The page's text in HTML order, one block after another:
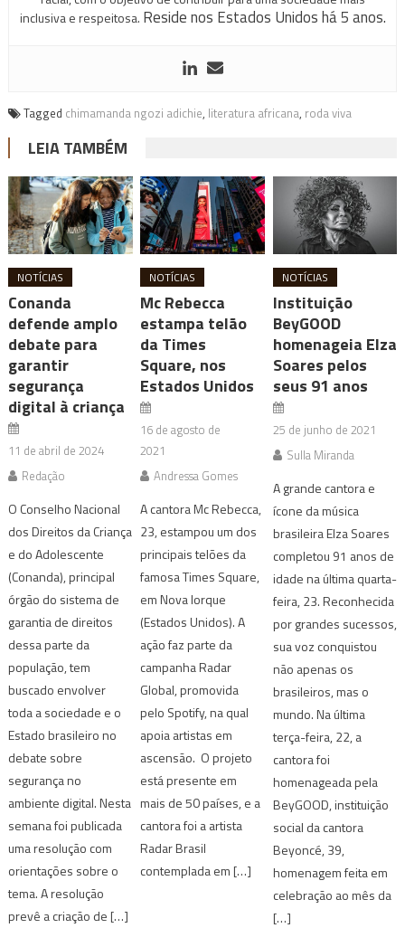
inclusiva e respeitosa. Reside nos Estados Unidos há 5 anos.
Tagged chimamanda ngozi adichie, literatura africana, roda viva
LEIA TAMBÉM
NOTÍCIAS
Conanda
defende amplo
debate para
garantir
segurança
digital à criança
11 de abril de 2024
Redação
O Conselho Nacional
dos Direitos da Criança
e do Adolescente
(Conanda), principal
órgão do sistema de
garantia de direitos
dessa parte da
população, tem
buscado envolver
toda a sociedade e o
Estado brasileiro no
debate sobre
segurança no
ambiente digital. Nesta
semana foi publicada
uma resolução com
orientações sobre o
tema. A resolução
prevê a criação de […]
NOTÍCIAS
Mc Rebecca
estampa telão
da Times
Square, nos
Estados Unidos
16 de agosto de
2021
Andressa Gomes
A cantora Mc Rebecca,
23, estampou um dos
principais telões da
famosa Times Square,
em Nova Iorque
(Estados Unidos). A
ação faz parte da
campanha Radar
Global, promovida
pelo Spotify, na qual
apoia artistas em
ascensão. O projeto
está presente em
mais de 50 países, e a
cantora foi a artista
Radar Brasil
contemplada em […]
NOTÍCIAS
Instituição
BeyGOOD
homenageia Elza
Soares pelos
seus 91 anos
25 de junho de 2021
Sulla Miranda
A grande cantora e
ícone da música
brasileira Elza Soares
completou 91 anos de
idade na última quarta-
feira, 23. Reconhecida
por grandes sucessos,
sua voz conquistou
não apenas os
brasileiros, mas o
mundo. Na última
terça-feira, 22, a
cantora foi
homenageada pela
BeyGOOD, instituição
social da cantora
Beyoncé, 39,
homenagem feita em
celebração ao mês da
[…]